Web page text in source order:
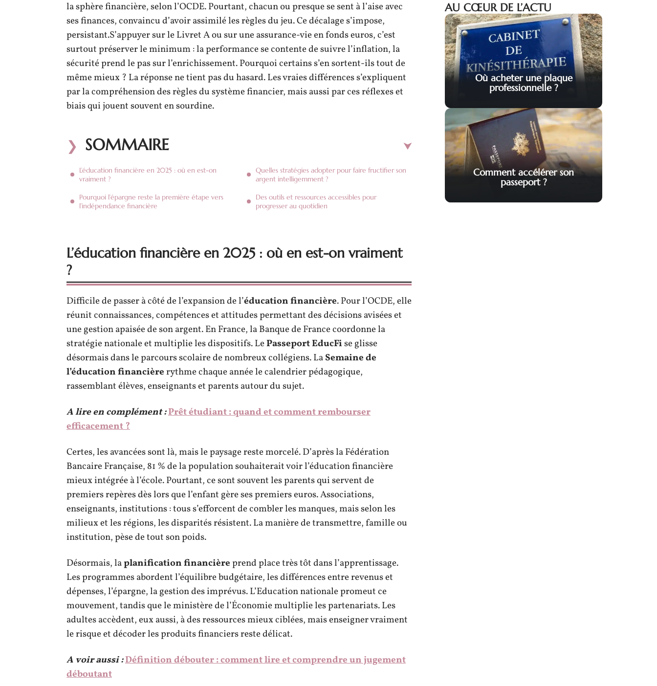
la sphère financière, selon l’OCDE. Pourtant, chacun ou presque se sent à l’aise avec
ses finances, convaincu d’avoir assimilé les règles du jeu. Ce décalage s’impose,
persistant.S’appuyer sur le Livret A ou sur une assurance-vie en fonds euros, c’est
surtout préserver le minimum : la performance se contente de suivre l’inflation, la
sécurité prend le pas sur l’enrichissement. Pourquoi certains s’en sortent-ils tout de
même mieux ? La réponse ne tient pas du hasard. Les vraies différences s’expliquent
par la compréhension des règles du système financier, mais aussi par ces réflexes et
biais qui jouent souvent en sourdine.
SOMMAIRE
L’éducation financière en 2025 : où en est-on
vraiment ?
Pourquoi l’épargne reste la première étape vers
l’indépendance financière
Quelles stratégies adopter pour faire fructifier son
argent intelligemment ?
Des outils et ressources accessibles pour
progresser au quotidien
L’éducation financière en 2025 : où en est-on vraiment
?
Difficile de passer à côté de l’expansion de l’éducation financière. Pour l’OCDE, elle
réunit connaissances, compétences et attitudes permettant des décisions avisées et
une gestion apaisée de son argent. En France, la Banque de France coordonne la
stratégie nationale et multiplie les dispositifs. LePasseport EducFise glisse
désormais dans le parcours scolaire de nombreux collégiens. LaSemaine de
l’éducation financièrerythme chaque année le calendrier pédagogique,
rassemblant élèves, enseignants et parents autour du sujet.
A lire en complément :Prêt étudiant : quand et comment rembourser
efficacement ?
Certes, les avancées sont là, mais le paysage reste morcelé. D’après la Fédération
Bancaire Française, 81 % de la population souhaiterait voir l’éducation financière
mieux intégrée à l’école. Pourtant, ce sont souvent les parents qui servent de
premiers repères dès lors que l’enfant gère ses premiers euros. Associations,
enseignants, institutions : tous s’efforcent de combler les manques, mais selon les
milieux et les régions, les disparités résistent. La manière de transmettre, famille ou
institution, pèse de tout son poids.
Désormais, laplanification financièreprend place très tôt dans l’apprentissage.
Les programmes abordent l’équilibre budgétaire, les différences entre revenus et
dépenses, l’épargne, la gestion des imprévus. L’Education nationale promeut ce
mouvement, tandis que le ministère de l’Économie multiplie les partenariats. Les
adultes accèdent, eux aussi, à des ressources mieux ciblées, mais enseigner vraiment
le risque et décoder les produits financiers reste délicat.
A voir aussi :Définition débouter : comment lire et comprendre un jugement
déboutant
AU CŒUR DE L’ACTU
Où acheter une plaque
professionnelle ?
Comment accélérer son
passeport ?